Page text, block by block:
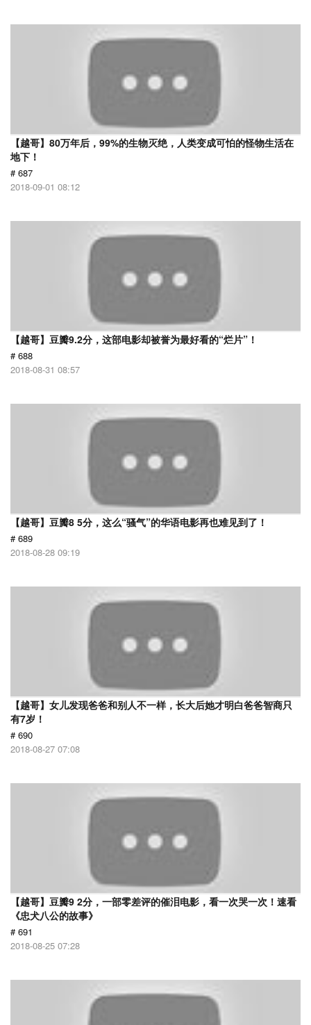
【越哥】80万年后，99%的生物灭绝，人类变成可怕的怪物生活在
地下！
# 687
2018-09-01 08:12
【越哥】豆瓣9.2分，这部电影却被誉为最好看的“烂片”！
# 688
2018-08-31 08:57
【越哥】豆瓣8 5分，这么“骚气”的华语电影再也难见到了！
# 689
2018-08-28 09:19
【越哥】女儿发现爸爸和别人不一样，长大后她才明白爸爸智商只
有7岁！
# 690
2018-08-27 07:08
【越哥】豆瓣9 2分，一部零差评的催泪电影，看一次哭一次！速看
《忠犬八公的故事》
# 691
2018-08-25 07:28